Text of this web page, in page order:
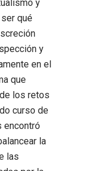
y
qué
y
en el
que
los retos
curso de
encontró
la
las